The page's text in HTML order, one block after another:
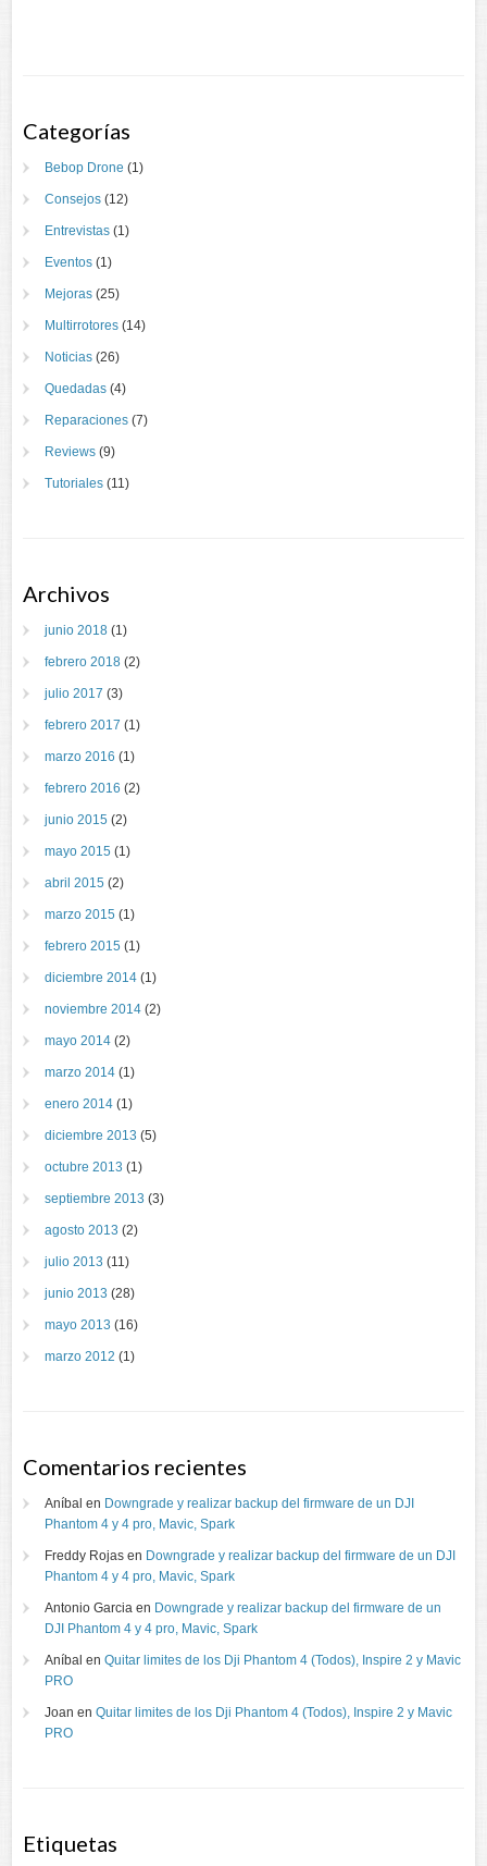
Categorías
Bebop Drone (1)
Consejos (12)
Entrevistas (1)
Eventos (1)
Mejoras (25)
Multirrotores (14)
Noticias (26)
Quedadas (4)
Reparaciones (7)
Reviews (9)
Tutoriales (11)
Archivos
junio 2018 (1)
febrero 2018 (2)
julio 2017 (3)
febrero 2017 (1)
marzo 2016 (1)
febrero 2016 (2)
junio 2015 (2)
mayo 2015 (1)
abril 2015 (2)
marzo 2015 (1)
febrero 2015 (1)
diciembre 2014 (1)
noviembre 2014 (2)
mayo 2014 (2)
marzo 2014 (1)
enero 2014 (1)
diciembre 2013 (5)
octubre 2013 (1)
septiembre 2013 (3)
agosto 2013 (2)
julio 2013 (11)
junio 2013 (28)
mayo 2013 (16)
marzo 2012 (1)
Comentarios recientes
Aníbal en Downgrade y realizar backup del firmware de un DJI
Phantom 4 y 4 pro, Mavic, Spark
Freddy Rojas en Downgrade y realizar backup del firmware de un DJI
Phantom 4 y 4 pro, Mavic, Spark
Antonio Garcia en Downgrade y realizar backup del firmware de un
DJI Phantom 4 y 4 pro, Mavic, Spark
Aníbal enQuitar limites de los Dji Phantom 4 (Todos), Inspire 2 y Mavic
PRO
Joan enQuitar limites de los Dji Phantom 4 (Todos), Inspire 2 y Mavic
PRO
Etiquetas